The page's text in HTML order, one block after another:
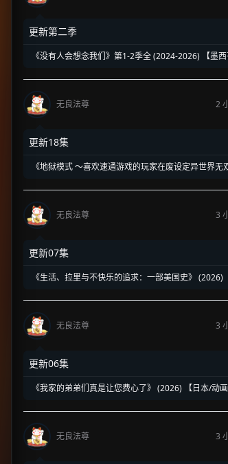
更新第二季
《没有人会想念我们》第1-2季全 (2024-2026) 【墨
下校园经营法则
无良法尊
2
更新18集
《地狱模式 ～喜欢速通游戏的玩家在废设定异世界无
核废人玩家的受死流异世界无双 | 骨灰级高玩必看的
转生神作
无良法尊
3
更新07集
《生活、拉里与不快乐的追求：一部美国史》 (2026)
制热情》荒诞来袭
无良法尊
3
更新06集
《我家的弟弟们真是让您费心了》 (2026) 【日本/动
治愈乙女番
无良法尊
3